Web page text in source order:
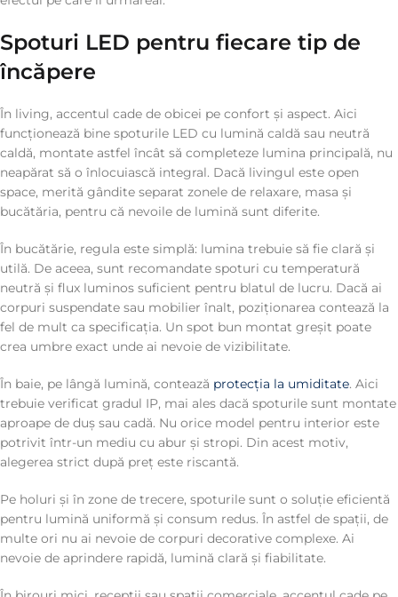
Spoturi LED pentru fiecare tip de
încăpere
În living, accentul cade de obicei pe confort și aspect. Aici
funcționează bine spoturile LED cu lumină caldă sau neutră
caldă, montate astfel încât să completeze lumina principală, nu
neapărat să o înlocuiască integral. Dacă livingul este open
space, merită gândite separat zonele de relaxare, masa și
bucătăria, pentru că nevoile de lumină sunt diferite.
În bucătărie, regula este simplă: lumina trebuie să fie clară și
utilă. De aceea, sunt recomandate spoturi cu temperatură
neutră și flux luminos suficient pentru blatul de lucru. Dacă ai
corpuri suspendate sau mobilier înalt, poziționarea contează la
fel de mult ca specificația. Un spot bun montat greșit poate
crea umbre exact unde ai nevoie de vizibilitate.
În baie, pe lângă lumină, contează protecția la umiditate. Aici
trebuie verificat gradul IP, mai ales dacă spoturile sunt montate
aproape de duș sau cadă. Nu orice model pentru interior este
potrivit într-un mediu cu abur și stropi. Din acest motiv,
alegerea strict după preț este riscantă.
Pe holuri și în zone de trecere, spoturile sunt o soluție eficientă
pentru lumină uniformă și consum redus. În astfel de spații, de
multe ori nu ai nevoie de corpuri decorative complexe. Ai
nevoie de aprindere rapidă, lumină clară și fiabilitate.